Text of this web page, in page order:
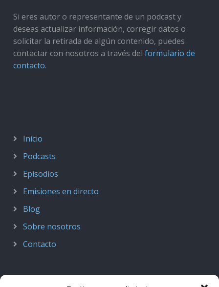
Si eres autor o representante de un podcast y
deseas actualizar información, corregir datos o
solicitar la retirada de algún contenido, puedes
contactar con nosotros a través del formulario de
contacto.
Inicio
Podcasts
Episodios
Emisiones en directo
Blog
Sobre nosotros
Contacto